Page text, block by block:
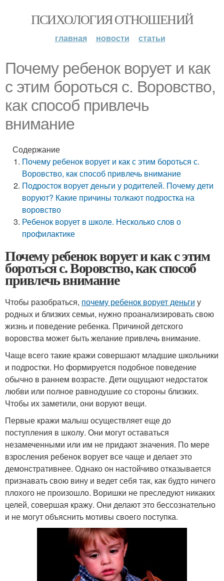
ПСИХОЛОГИЯ ОТНОШЕНИЙ
главная новости статьи
Почему ребенок ворует и как
с этим бороться с. Воровство,
как способ привлечь
внимание
Содержание
Почему ребенок ворует и как с этим бороться с.
Воровство, как способ привлечь внимание
Подросток ворует деньги у родителей. Почему дети
воруют? Какие причины толкают подростка на
воровство
Ребенок ворует в школе. Несколько слов о
профилактике
Почему ребенок ворует и как с этим
бороться с. Воровство, как способ
привлечь внимание
Чтобы разобраться, почему ребенок ворует деньги у
родных и близких семьи, нужно проанализировать свою
жизнь и поведение ребенка. Причиной детского
воровства может быть желание привлечь внимание.
Чаще всего такие кражи совершают младшие школьники
и подростки. Но формируется подобное поведение
обычно в раннем возрасте. Дети ощущают недостаток
любви или полное равнодушие со стороны близких.
Чтобы их заметили, они воруют вещи.
Первые кражи малыш осуществляет еще до
поступления в школу. Они могут оставаться
незамеченными или им не придают значения. По мере
взросления ребенок ворует все чаще и делает это
демонстративнее. Однако он настойчиво отказывается
признавать свою вину и ведет себя так, как будто ничего
плохого не произошло. Воришки не преследуют никаких
целей, совершая кражу. Они делают это бессознательно
и не могут объяснить мотивы своего поступка.